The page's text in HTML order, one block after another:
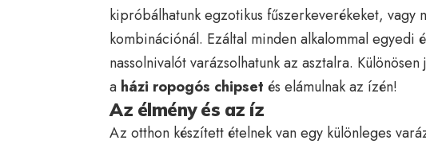
kipróbálhatunk egzotikus fűszerkeverékeket, vagy
kombinációnál. Ezáltal minden alkalommal egyedi
nassolnivalót varázsolhatunk az asztalra.
a házi ropogós chipset és elámulnak az ízén!
Az élmény és az íz
Az otthon készített ételnek van egy különleges